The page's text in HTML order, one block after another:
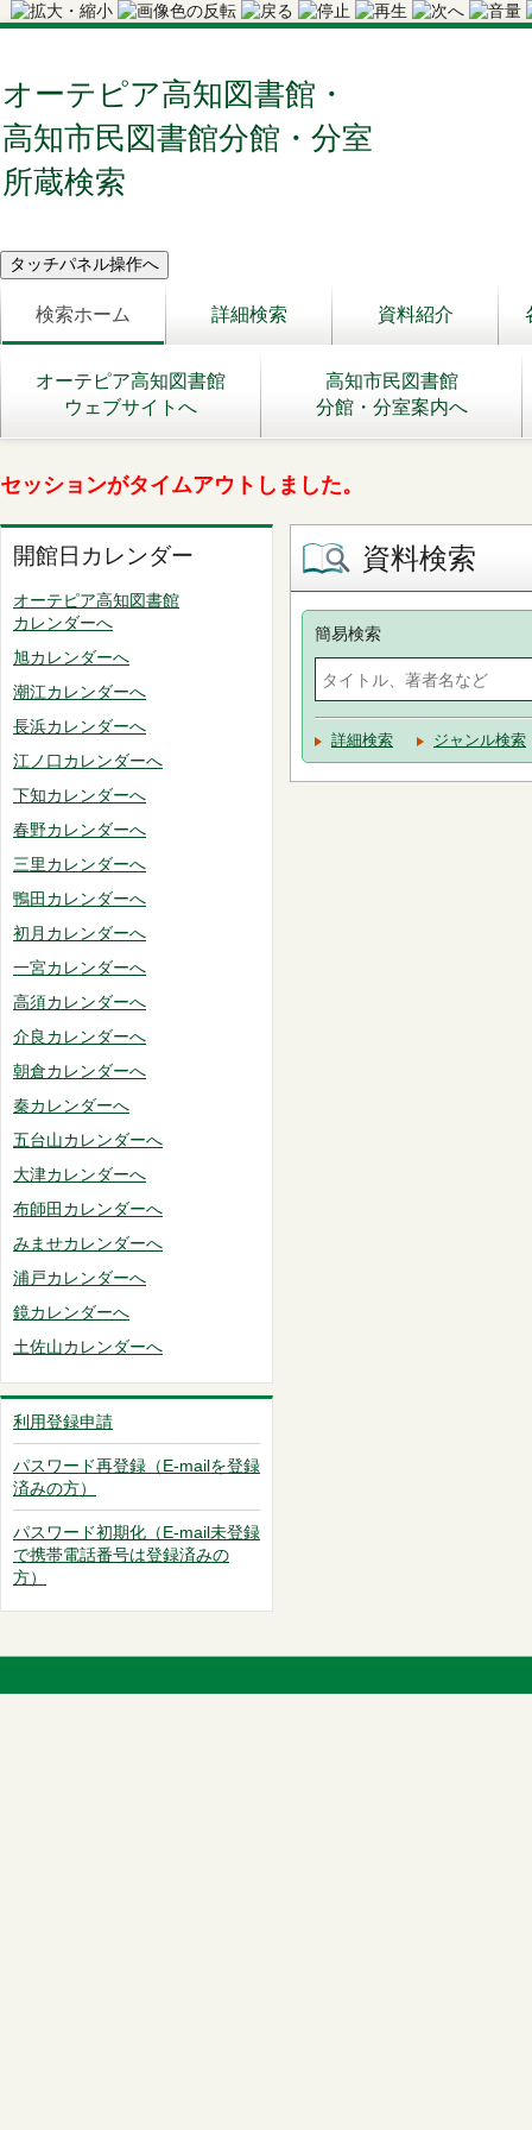
オーテピア高知図書館・
高知市民図書館分館・分室
所蔵検索
検索ホーム 詳細検索 資料紹介
オーテピア高知図書館
ウェブサイトへ
高知市民図書館
分館・分室案内へ
セッションがタイムアウトしました。
開館日カレンダー
オーテピア高知図書館
カレンダーへ
旭カレンダーへ
潮江カレンダーへ
長浜カレンダーへ
江ノ口カレンダーへ
下知カレンダーへ
春野カレンダーへ
三里カレンダーへ
鴨田カレンダーへ
初月カレンダーへ
一宮カレンダーへ
高須カレンダーへ
介良カレンダーへ
朝倉カレンダーへ
秦カレンダーへ
五台山カレンダーへ
大津カレンダーへ
布師田カレンダーへ
みませカレンダーへ
浦戸カレンダーへ
鏡カレンダーへ
土佐山カレンダーへ
利用登録申請
パスワード再登録（E-mailを登録
済みの方）
パスワード初期化（E-mail未登録
で携帯電話番号は登録済みの
方）
資料検索
簡易検索
詳細検索 ジャンル検索